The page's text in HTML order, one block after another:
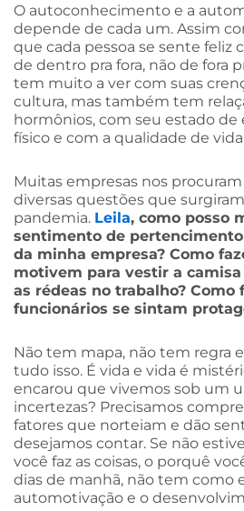
O autoconhecimento e a
depende de cada um. Assim
que cada pessoa se sente feliz
de dentro pra fora, não de fora
tem muito a ver com suas
cultura, mas também tem
hormônios, com seu estado
físico e com a qualidade de
Muitas empresas nos
diversas questões que
pandemia. Leila, como posso
sentimento de pertencimento
da minha empresa? Como
motivem para vestir a
as rédeas no trabalho? Como
funcionários se sintam
Não tem mapa, não tem regra
tudo isso. É vida e vida é
encarou que vivemos sob um
incertezas? Precisamos
fatores que norteiam e dão
desejamos contar. Se não
você faz as coisas, o porquê
dias de manhã, não tem como
automotivação e o